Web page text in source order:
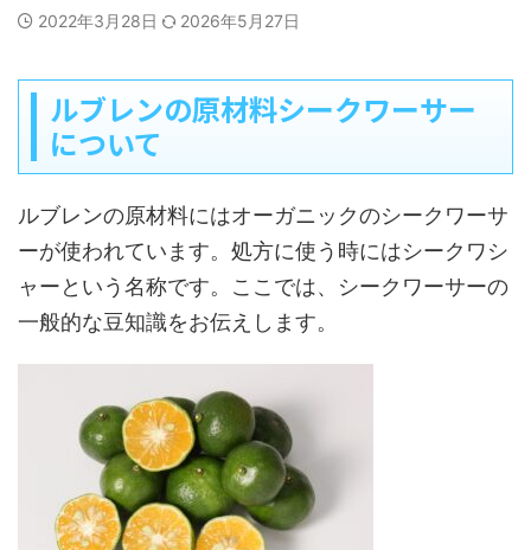
2022年3月28日 2026年5月27日
ルブレンの原材料シークワーサー
について
ルブレンの原材料にはオーガニックのシークワーサ
ーが使われています。処方に使う時にはシークワシ
ャーという名称です。ここでは、シークワーサーの
一般的な豆知識をお伝えします。